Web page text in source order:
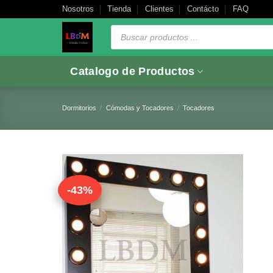
Nosotros Tienda Clientes Contácto FAQ
Búsqueda
Catalogo de Productos
Dormitorios / Cómodas y Tocadores / Tocadores
-43%